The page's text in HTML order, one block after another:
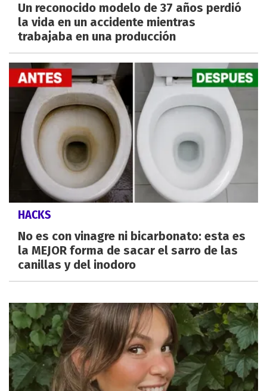
Un reconocido modelo de 37 años perdió
la vida en un accidente mientras
trabajaba en una producción
HACKS
No es con vinagre ni bicarbonato: esta es
la MEJOR forma de sacar el sarro de las
canillas y del inodoro